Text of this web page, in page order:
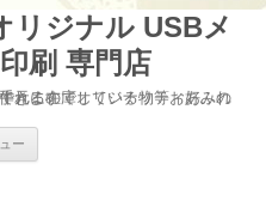
リジナル USBメ
刷 専門店
置と大きさで印刷できるのでオリジナリティあふれた商品が作れます
ー